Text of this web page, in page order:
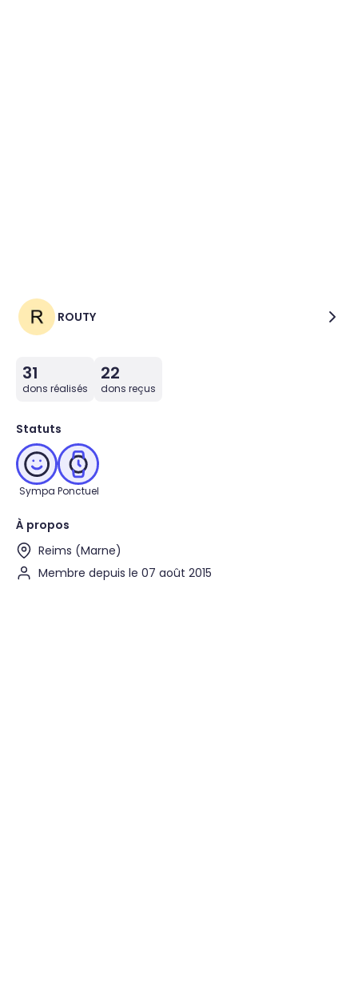
ROUTY
31
dons réalisés
22
dons reçus
Statuts
Sympa Ponctuel
À propos
Reims (Marne)
Membre depuis le 07 août 2015